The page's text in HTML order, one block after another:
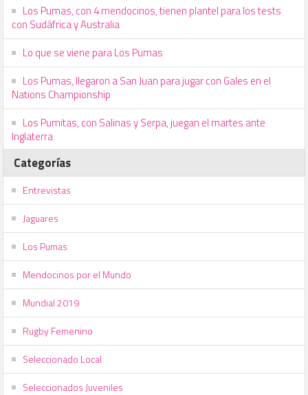
Los Pumas, con 4 mendocinos, tienen plantel para los tests
con Sudáfrica y Australia
Lo que se viene para Los Pumas
Los Pumas, llegaron a San Juan para jugar con Gales en el
Nations Championship
Los Pumitas, con Salinas y Serpa, juegan el martes ante
Inglaterra
Categorías
Entrevistas
Jaguares
Los Pumas
Mendocinos por el Mundo
Mundial 2019
Rugby Femenino
Seleccionado Local
Seleccionados Juveniles